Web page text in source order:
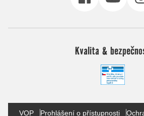
Kvalita &
VOP Prohlášení o přístupnosti